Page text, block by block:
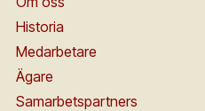
Historia
Medarbetare
Ägare
Samarbetspartners